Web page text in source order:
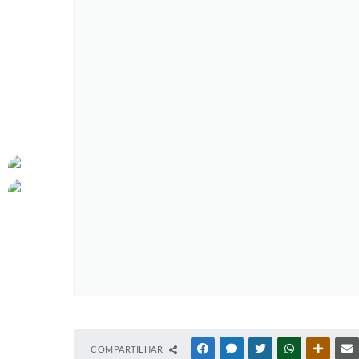
COMPARTILHAR FACEBOOKMESSENGER
TWITTERWHATSAPP